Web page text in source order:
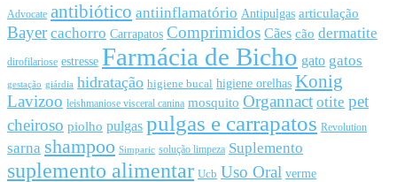
Advocate antibiótico antiinflamatório Antipulgas articulação
Bayer cachorro Carrapatos Comprimidos Cães cão dermatite
dirofilariose estresse Farmácia de Bicho gato gatos
gestação giárdia hidratação higiene bucal higiene orelhas Konig
Lavizoo leishmaniose visceral canina mosquito Organnact otite pet
cheiroso piolho pulgas pulgas e carrapatos Revolution
sarna shampoo Simparic solução limpeza Suplemento
suplemento alimentar Ucb Uso Oral verme